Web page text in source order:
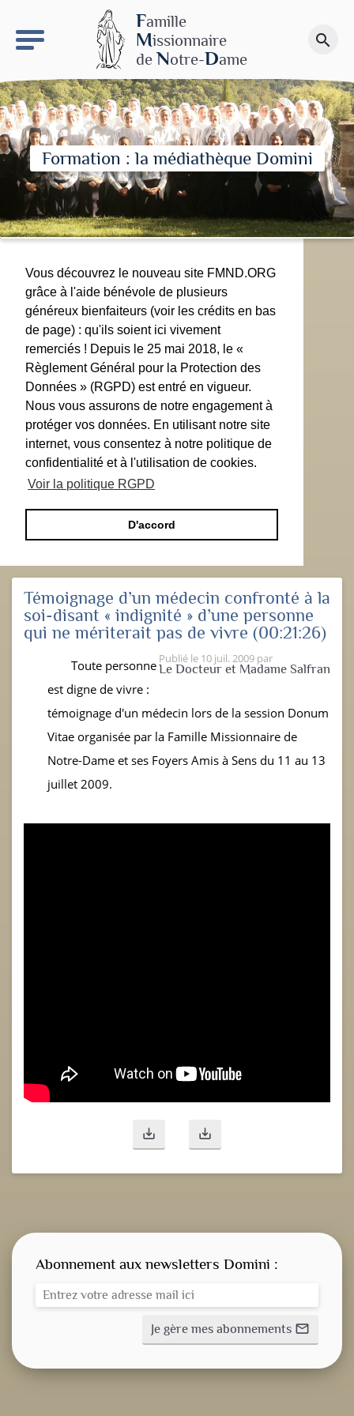
Famille
Missionnaire
de Notre-Dame
search
Faire un don
Formation : la médiathèque Domini
Vous découvrez le nouveau site FMND.ORG
grâce à l'aide bénévole de plusieurs
généreux bienfaiteurs (voir les crédits en bas
de page) : qu'ils soient ici vivement
remerciés ! Depuis le 25 mai 2018, le «
Règlement Général pour la Protection des
Données » (RGPD) est entré en vigueur.
Nous vous assurons de notre engagement à
protéger vos données. En utilisant notre site
internet, vous consentez à notre politique de
confidentialité et à l'utilisation de cookies.
Voir la politique RGPD
D'accord
Témoignage d’un médecin confronté à la
soi-disant « indignité » d’une personne
qui ne mériterait pas de vivre (00:21:26)
Publié le 10 juil. 2009 par
Le Docteur et Madame Salfran
Toute personne
est digne de vivre :
témoignage d'un médecin lors de la session Donum
Vitae organisée par la Famille Missionnaire de
Notre-Dame et ses Foyers Amis à Sens du 11 au 13
juillet 2009.
save_alt save_alt
Abonnement aux newsletters Domini :
Je gère mes abonnements mail_outline